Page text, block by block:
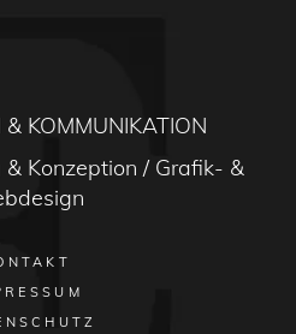
& KOMMUNIKATION
Konzeption / Grafik- &